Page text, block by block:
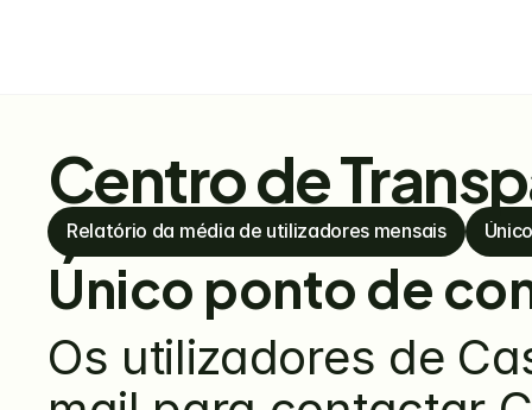
Centro de
Relatório da média de utilizadores mensais
Único ponto de
Os utilizadores de